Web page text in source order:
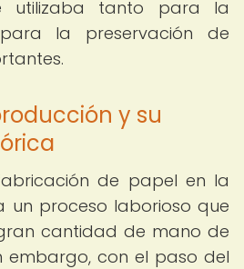
utilizaba tanto para la
la preservación de
y su
de papel en la
un proceso laborioso que
cantidad de mano de
embargo, con el paso del